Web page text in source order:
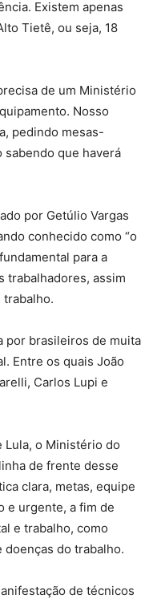
Existem apenas
Tietê, ou seja, 18
de um Ministério
Nosso
pedindo mesas-
sabendo que haverá
por Getúlio Vargas
conhecido como “o
para a
trabalhadores, assim
trabalho.
por brasileiros de muita
Entre os quais João
Carlos Lupi e
Lula, o Ministério do
de frente desse
clara, metas, equipe
e urgente, a fim de
e trabalho, como
do trabalho.
de técnicos